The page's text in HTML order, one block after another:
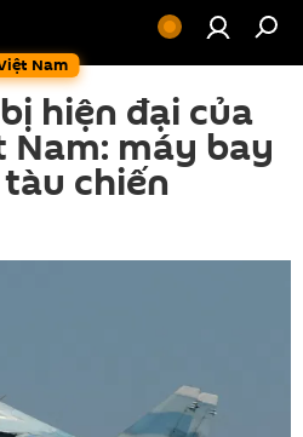
Nam
hiện đại của
Nam: máy bay
chiến